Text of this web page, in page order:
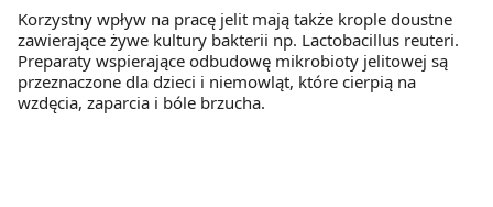
Korzystny wpływ na pracę jelit mają także krople doustne
zawierające żywe kultury bakterii np. Lactobacillus reuteri.
Preparaty wspierające odbudowę mikrobioty jelitowej są
przeznaczone dla dzieci i niemowląt, które cierpią na
wzdęcia, zaparcia i bóle brzucha.